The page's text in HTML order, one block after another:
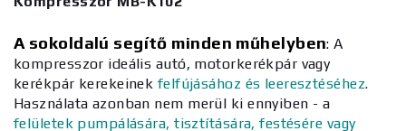
A sokoldalú segítő minden műhelyben: A
kompresszor ideális autó, motorkerékpár vagy
kerékpár kerekeinekfelfújásához és leeresztéséhez.
Használata azonban nem merül ki ennyiben - a
felületek pumpálására, tisztítására, festésére vagy